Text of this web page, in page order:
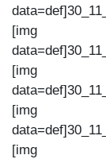
[img
[img
[img
[img